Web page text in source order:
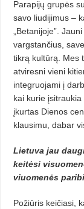
Parapijų grupės
savo liudijimus –
„Betanijoje”.
vargstančius,
tikrą kultūrą. Mes
atviresni vieni
integruojami į
kai kurie
įkurtas Dienos
klausimu, dabar
Lietuva jau
keitėsi
viuomenės
Požiūris keičiasi,